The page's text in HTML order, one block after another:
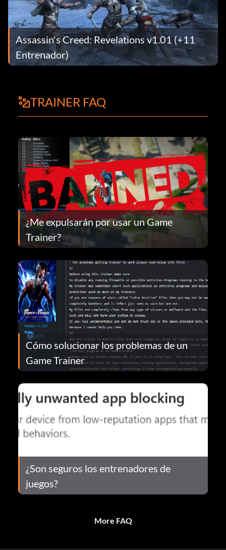
Assassin's Creed: Revelations v1.01 (+11
Entrenador)
TRAINER FAQ
¿Me expulsarán por usar un Game
Trainer?
Cómo solucionar los problemas de un
Game Trainer
¿Son seguros los entrenadores de
juegos?
More FAQ